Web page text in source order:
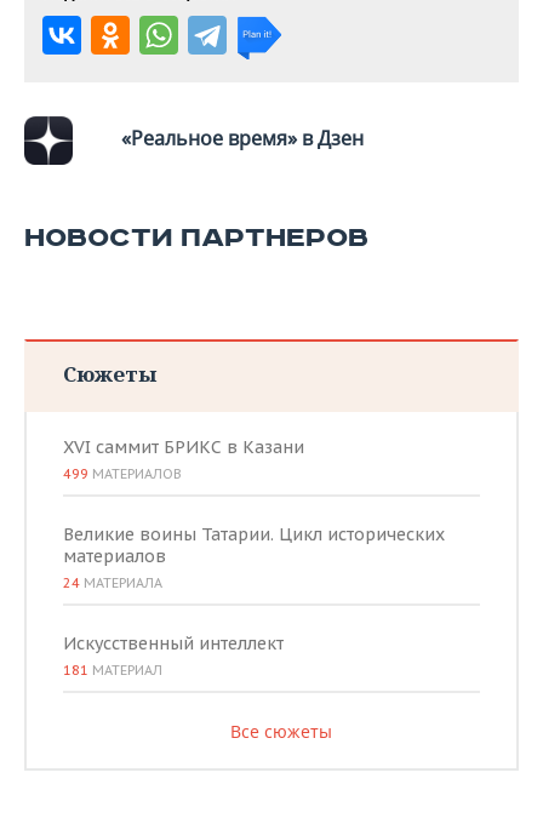
ХОККЕЙ С МЯЧОМ
ПРОИСШЕСТВИЯ
«Реальное время» в Дзен
НОВОСТИ ПАРТНЕРОВ
Сюжеты
XVI саммит БРИКС в Казани
499 МАТЕРИАЛОВ
Великие воины Татарии. Цикл исторических
материалов
24 МАТЕРИАЛА
Искусственный интеллект
181 МАТЕРИАЛ
Все сюжеты